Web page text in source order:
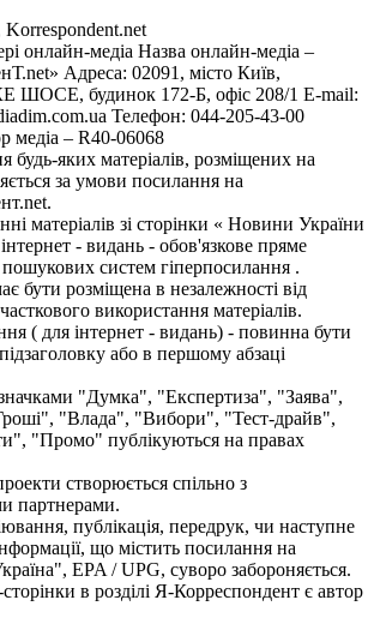
онлайн-медіа Назва онлайн-медіа –
Адреса: 02091, місто Київ,
ШОСЕ, будинок 172-Б, офіс 208/1 E-mail:
Телефон: 044-205-43-00
медіа – R40-06068
будь-яких матеріалів, розміщених на
за умови посилання на
матеріалів зі сторінки « Новини України
інтернет - видань - обов'язкове пряме
пошукових систем гіперпосилання .
бути розміщена в незалежності від
використання матеріалів.
( для інтернет - видань) - повинна бути
або в першому абзаці
"Думка", "Експертиза", "Заява",
"Влада", "Вибори", "Тест-драйв",
"Промо" публікуються на правах
створюється спільно з
партнерами.
публікація, передрук, чи наступне
що містить посилання на
EPA / UPG, суворо забороняється.
в розділі Я-Корреспондент є автор